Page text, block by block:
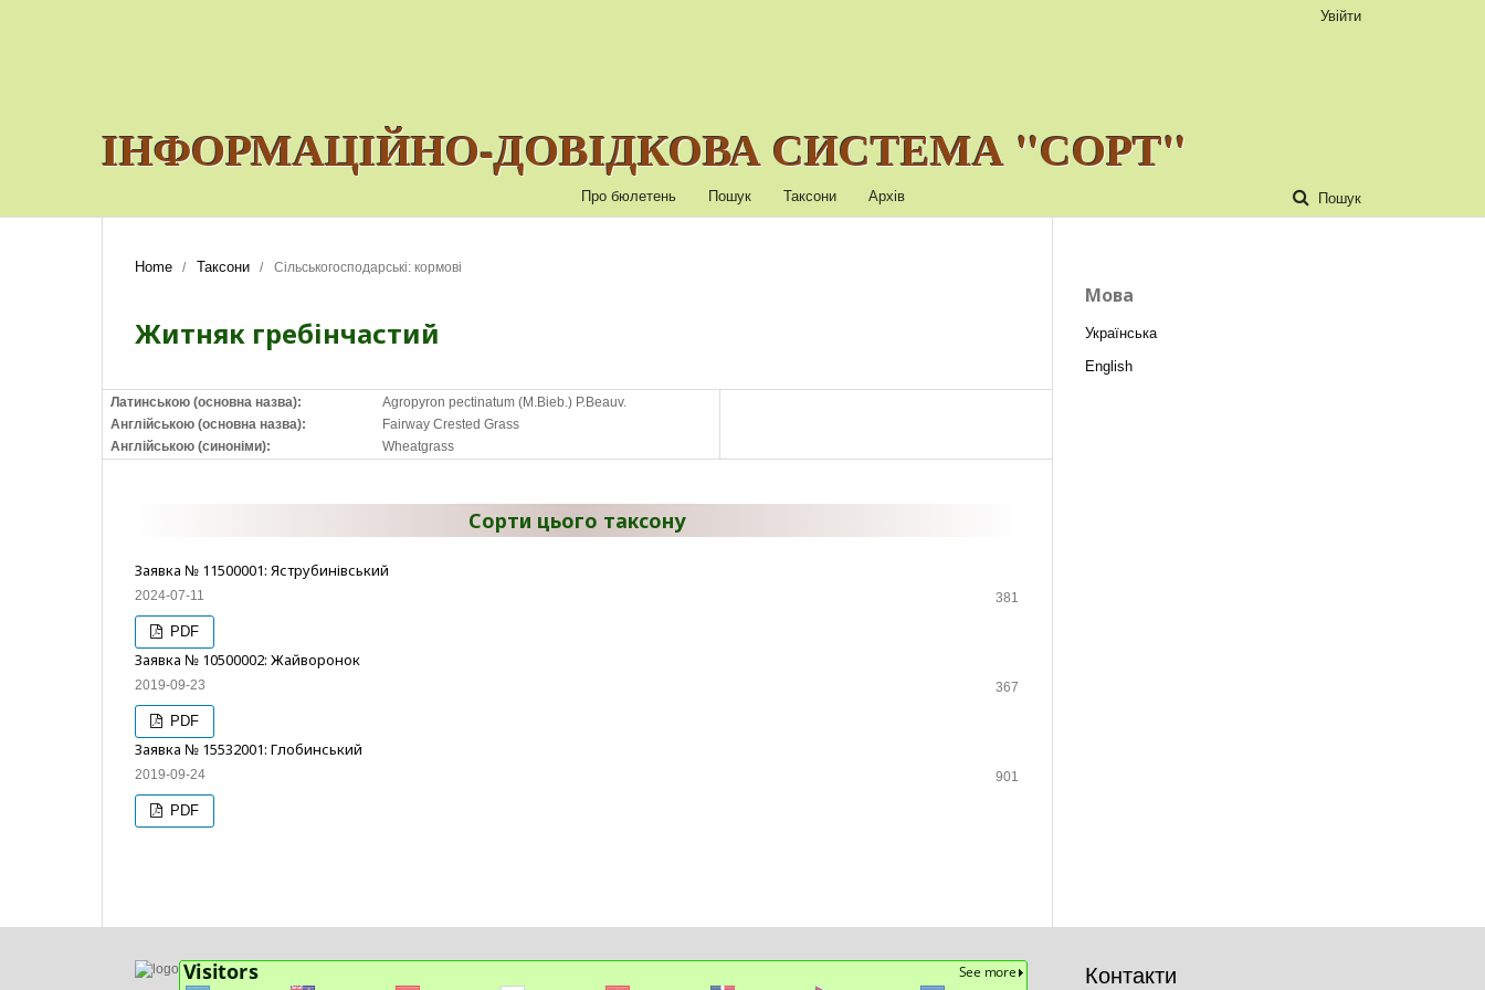
ІНФОРМАЦІЙНО-ДОВІДКОВА СИСТЕМА "СОРТ"
Про бюлетень Пошук Таксони Архів Пошук
Увійти
Home / Таксони / Сільськогосподарські: кормові
Житняк гребінчастий
Латинською (основна назва):
Agropyron pectinatum (M.Bieb.) P.Beauv.
Англійською (основна назва):
Fairway Crested Grass
Англійською (синоніми):
Wheatgrass
Сорти цього таксону
Заявка № 11500001: Яструбинівський
381
2024-07-11
PDF
Заявка № 10500002: Жайворонок
367
2019-09-23
PDF
Заявка № 15532001: Глобинський
901
2019-09-24
PDF
Мова
Українська
English
Контакти